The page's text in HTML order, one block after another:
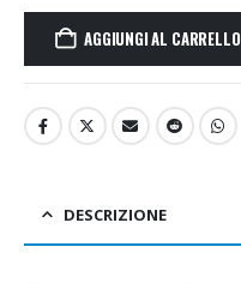
AGGIUNGI AL CARRELLO
DESCRIZIONE